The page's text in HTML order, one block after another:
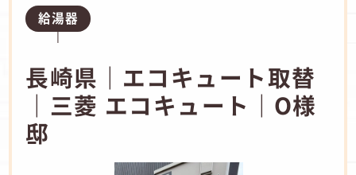
給湯器
長崎県｜エコキュート取替
｜三菱 エコキュート｜O様
邸